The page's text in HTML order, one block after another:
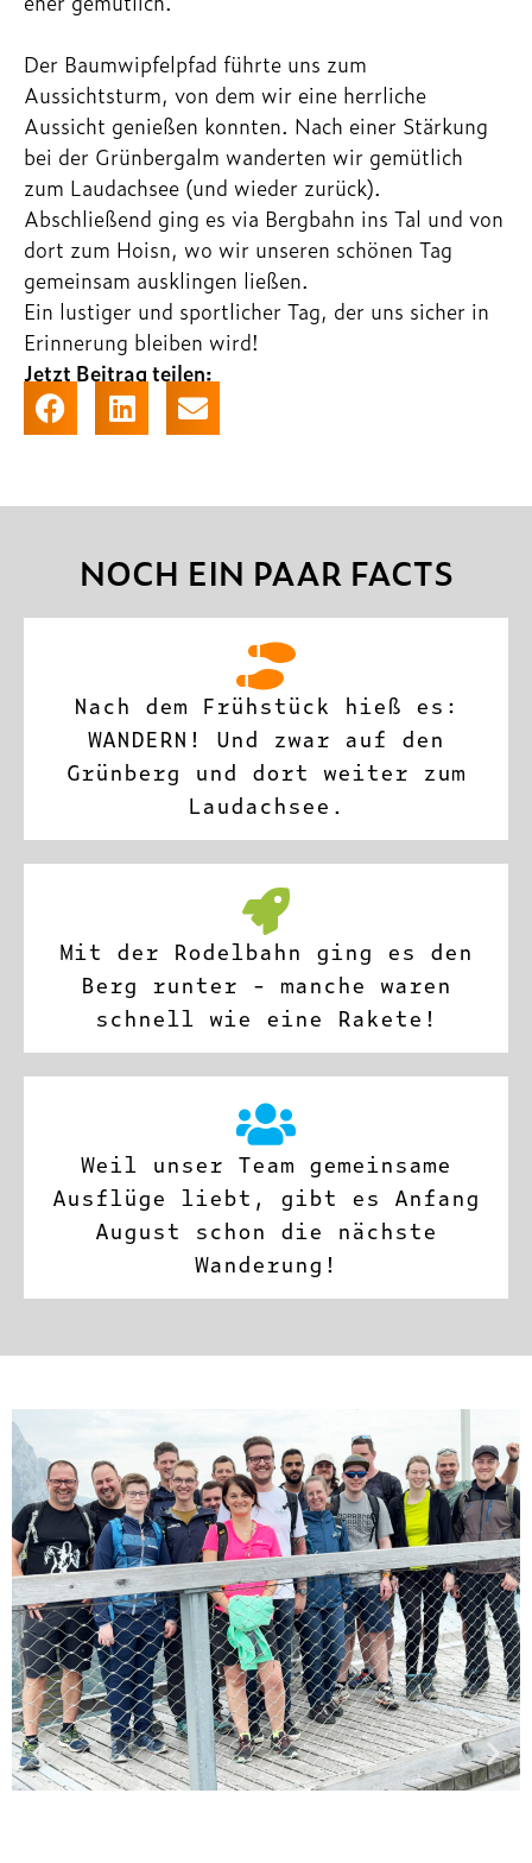
Der Baumwipfelpfad führte uns zum
Aussichtsturm, von dem wir eine herrliche
Aussicht genießen konnten. Nach einer Stärkung
bei der Grünbergalm wanderten wir gemütlich
zum Laudachsee (und wieder zurück).
Abschließend ging es via Bergbahn ins Tal und von
dort zum Hoisn, wo wir unseren schönen Tag
gemeinsam ausklingen ließen.
Ein lustiger und sportlicher Tag, der uns sicher in
Erinnerung bleiben wird!
Jetzt Beitrag teilen:
NOCH EIN PAAR FACTS
Nach dem Frühstück hieß es:
WANDERN! Und zwar auf den
Grünberg und dort weiter zum
Laudachsee.
Mit der Rodelbahn ging es den
Berg runter - manche waren
schnell wie eine Rakete!
Weil unser Team gemeinsame
Ausflüge liebt, gibt es Anfang
August schon die nächste
Wanderung!